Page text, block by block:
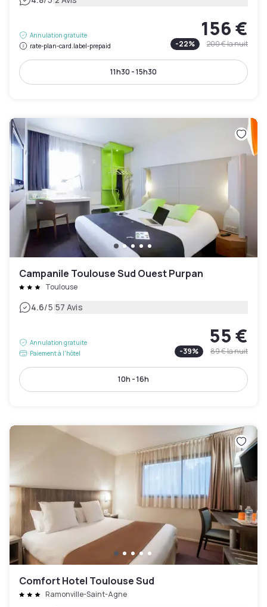
Annulation gratuite
rate-plan-card.label-prepaid
156 €
-22% 200 €la nuit
11h30 - 15h30
Campanile Toulouse Sud Ouest Purpan
Toulouse
4.6/5|57 Avis
Annulation gratuite
Paiement à l'hôtel
55 €
-39% 89 €la nuit
10h - 16h
Comfort Hotel Toulouse Sud
Ramonville-Saint-Agne